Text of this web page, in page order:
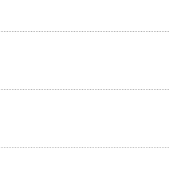
entfernt
Forellen, Schleien)
50 km durch Wälder,